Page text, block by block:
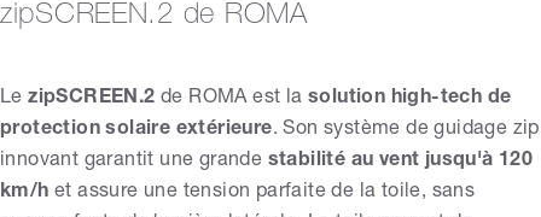
zipSCREEN.2 de ROMA
LezipSCREEN.2 de ROMA est lasolution high-tech de
protection solaire extérieure. Son système de guidage zip
innovant garantit une grande stabilité au vent jusqu'à 120
km/h et assure une tension parfaite de la toile, sans